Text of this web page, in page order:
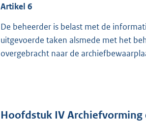
Artikel 6
De beheerder is belast met de
uitgevoerde taken alsmede met het
overgebracht naar de
Hoofdstuk IV